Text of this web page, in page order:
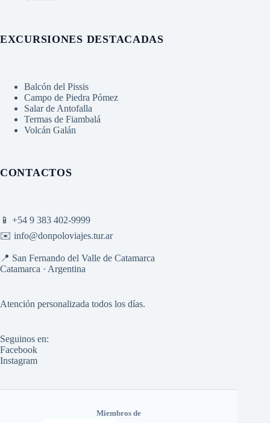
EXCURSIONES DESTACADAS
Balcón del Pissis
Campo de Piedra Pómez
Salar de Antofalla
Termas de Fiambalá
Volcán Galán
CONTACTOS
📱 +54 9 383 402-9999
✉️ info@donpoloviajes.tur.ar
📍 San Fernando del Valle de Catamarca
Catamarca · Argentina
Atención personalizada todos los días.
Seguinos en:
Facebook
Instagram
Miembros de